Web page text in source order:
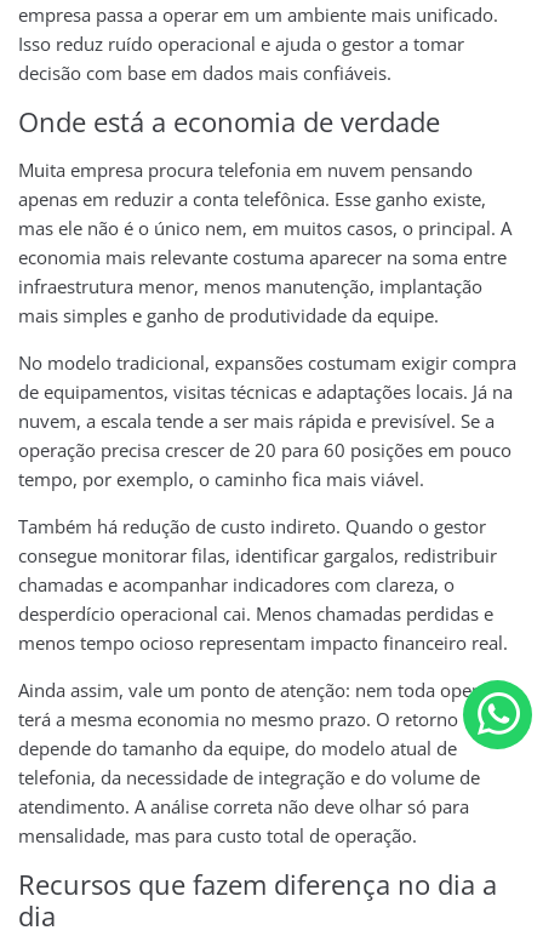
empresa passa a operar em um ambiente mais unificado.
Isso reduz ruído operacional e ajuda o gestor a tomar
decisão com base em dados mais confiáveis.
Onde está a economia de verdade
Muita empresa procura telefonia em nuvem pensando
apenas em reduzir a conta telefônica. Esse ganho existe,
mas ele não é o único nem, em muitos casos, o principal. A
economia mais relevante costuma aparecer na soma entre
infraestrutura menor, menos manutenção, implantação
mais simples e ganho de produtividade da equipe.
No modelo tradicional, expansões costumam exigir compra
de equipamentos, visitas técnicas e adaptações locais. Já na
nuvem, a escala tende a ser mais rápida e previsível. Se a
operação precisa crescer de 20 para 60 posições em pouco
tempo, por exemplo, o caminho fica mais viável.
Também há redução de custo indireto. Quando o gestor
consegue monitorar filas, identificar gargalos, redistribuir
chamadas e acompanhar indicadores com clareza, o
desperdício operacional cai. Menos chamadas perdidas e
menos tempo ocioso representam impacto financeiro real.
Ainda assim, vale um ponto de atenção: nem toda operação
terá a mesma economia no mesmo prazo. O retorno
depende do tamanho da equipe, do modelo atual de
telefonia, da necessidade de integração e do volume de
atendimento. A análise correta não deve olhar só para
mensalidade, mas para custo total de operação.
Recursos que fazem diferença no dia a
dia